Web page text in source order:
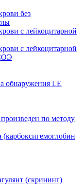
без
с лейкоцитарной
с лейкоцитарной
обнаружения LE
по методу
(скрининг)